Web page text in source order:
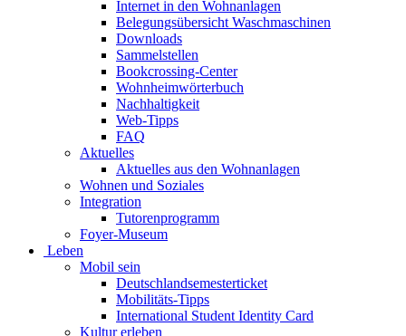
Internet in den Wohnanlagen
Belegungsübersicht Waschmaschinen
Downloads
Sammelstellen
Bookcrossing-Center
Wohnheimwörterbuch
Nachhaltigkeit
Web-Tipps
FAQ
Aktuelles
Aktuelles aus den Wohnanlagen
Wohnen und Soziales
Integration
Tutorenprogramm
Foyer-Museum
Leben
Mobil sein
Deutschlandsemesterticket
Mobilitäts-Tipps
International Student Identity Card
Kultur erleben